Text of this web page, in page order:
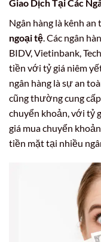
Giao Dịch Tại Các
Ngân hàng là kênh
ngoại tệ . Các ngân
BIDV, Vietinbank,
tiền với tỷ giá niêm
ngân hàng là sự an
cũng thường cung
chuyển khoản, với tỷ
giá mua chuyển
tiền mặt tại nhiều